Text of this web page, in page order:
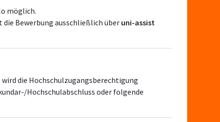
möglich.
Bewerbung ausschließlich über uni-assist
die Hochschulzugangsberechtigung
Hochschulabschluss oder folgende